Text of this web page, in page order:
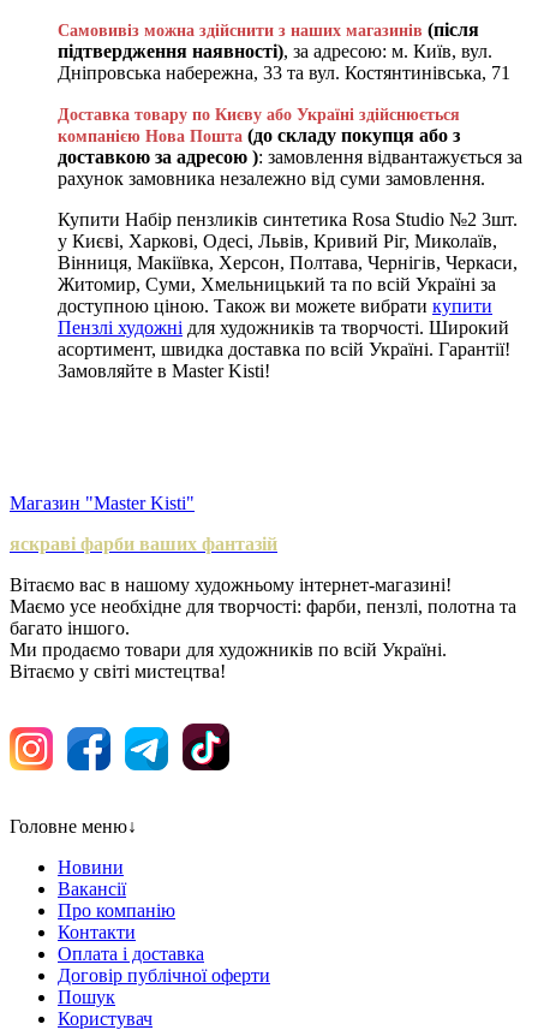
Самовивіз можна здійснити з наших магазинів (після
підтвердження наявності), за адресою: м. Київ, вул.
Дніпровська набережна, 33 та вул. Костянтинівська, 71
Доставка товару по Києву або Україні здійснюється
компанією Нова Пошта (до складу покупця або з
доставкою за адресою ): замовлення відвантажується за
рахунок замовника незалежно від суми замовлення.
Купити Набір пензликів синтетика Rosa Studio №2 3шт.
у Києві, Харкові, Одесі, Львів, Кривий Ріг, Миколаїв,
Вінниця, Макіївка, Херсон, Полтава, Чернігів, Черкаси,
Житомир, Суми, Хмельницький та по всій Україні за
доступною ціною. Також ви можете вибрати купити
Пензлі художні для художників та творчості. Широкий
асортимент, швидка доставка по всій Україні. Гарантії!
Замовляйте в Master Kisti!
Магазин "Master Kisti"
яскраві фарби ваших фантазій
Вітаємо вас в нашому художньому інтернет-магазині!
Маємо усе необхідне для творчості: фарби, пензлі, полотна та
багато іншого.
Ми продаємо товари для художників по всій Україні.
Вітаємо у світі мистецтва!
Головне меню↓
Новини
Вакансії
Про компанію
Контакти
Оплата і доставка
Договір публічної оферти
Пошук
Користувач